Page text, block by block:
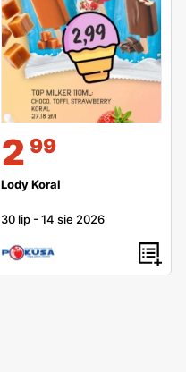
2 99
Lody Koral
30 lip -14 sie 2026